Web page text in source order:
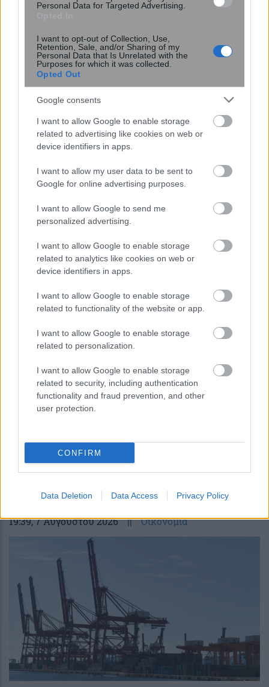
Personal Data for Targeted Advertising.
I want to opt-out of Collection, Use,
Retention, Sale, and/or Sharing of my
Personal Data that Is Unrelated with the
Purposes for which it was collected.
Opted Out
Google consents
I want to allow Google to enable storage
related to advertising like cookies on web or
device identifiers in apps.
I want to allow my user data to be sent to
Google for online advertising purposes.
I want to allow Google to send me
personalized advertising.
I want to allow Google to enable storage
related to analytics like cookies on web or
device identifiers in apps.
I want to allow Google to enable storage
related to functionality of the website or app.
I want to allow Google to enable storage
related to personalization.
I want to allow Google to enable storage
related to security, including authentication
functionality and fraud prevention, and other
user protection.
CONFIRM
Data Deletion Data Access Privacy Policy
Νέοι υπέρλεπτοι υπεραγωγοί
ανοίγουν τον δρόμο για μικρότερες
και αποδοτικότερες κβαντικές
Νέα μέθοδος μετατρέπει το PVC σε
λιπαντικό υψηλής απόδοσης
περισσότερα
19:39, 7 Αυγούστου 2026 || Οικονομία